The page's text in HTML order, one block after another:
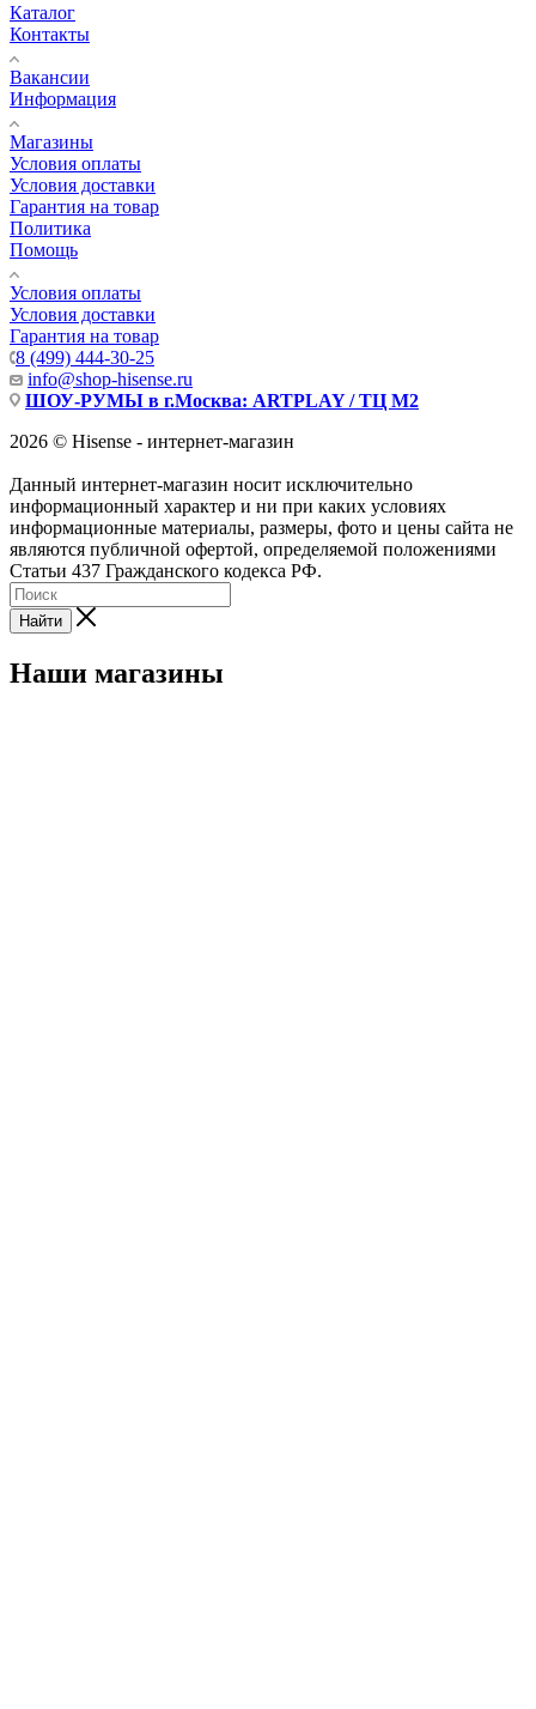
Каталог
Контакты
Вакансии
Информация
Магазины
Условия оплаты
Условия доставки
Гарантия на товар
Политика
Помощь
Условия оплаты
Условия доставки
Гарантия на товар
8 (499) 444-30-25
info@shop-hisense.ru
ШОУ-РУМЫ в г.Москва: ARTPLAY / ТЦ М2
2026 © Hisense - интернет-магазин
Данный интернет-магазин носит исключительно
информационный характер и ни при каких условиях
информационные материалы, размеры, фото и цены сайта не
являются публичной офертой, определяемой положениями
Статьи 437 Гражданского кодекса РФ.
Найти
Наши магазины